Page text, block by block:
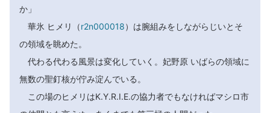
か」
華氷 ヒメリ（r2n000018）は腕組みをしながらじいとそ
の領域を眺めた。
代わる代わる風景は変化していく。妃野原 いばらの領域に
無数の聖釘核が佇み淀んでいる。
この場のヒメリはK.Y.R.I.E.の協力者でもなければマシロ市